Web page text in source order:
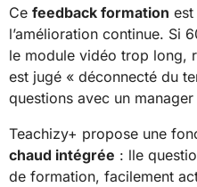
Ce feedback formation est
l’amélioration continue. Si
le module vidéo trop long,
est jugé « déconnecté du
questions avec un
Teachizy+ propose une
chaud intégrée : lle
de formation, facilement